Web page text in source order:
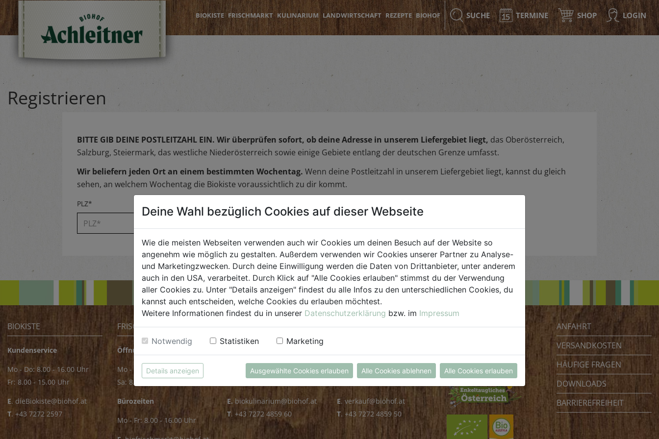
BIOKISTE FRISCHMARKT KULINARIUM LANDWIRTSCHAFT REZEPTE BIOHOF SUCHE TERMINE SHOP LOGIN
Registrieren
BITTE GIB DEINE POSTLEITZAHL EIN. Wir überprüfen sofort, ob deine Adresse in unserem Liefergebiet liegt, das Oberösterreich,
Salzburg, Steiermark, das westliche Niederösterreich sowie einige Gebiete entlang der deutschen Grenze umfasst.
Wir beliefern jeden Ort an einem bestimmten Wochentag. Wenn deine Postleitzahl in unserem Liefergebiet liegt, kannst du gleich
sehen, an welchem Wochentag die Biokiste voraussichtlich zu dir kommt.
PLZ*
BIOKISTE
Kundenservice
Mo - Do: 8.00 - 16.00 Uhr
Fr: 8.00 - 15.00 Uhr
E. dieBiokiste@biohof.at
T. +43 7272 2597
FRISCHMARKT
Öffnungszeiten
Mo - Fr: 8.00 - 18.00 Uhr
Sa: 8.00 - 14.00 Uhr
Bürozeiten
Mo - Fr: 8.00 - 16.00 Uhr
KULINARIUM
Mo - Fr: 8.00 - 14.30 Uhr
E. biokulinarium@biohof.at
T. +43 7272 4859 60
GROSSHANDEL
Mo - Do: 8.00 - 16.00 Uhr
E. verkauf@biohof.at
T. +43 7272 4859 50
Biohof Achleitner
4070 Eferding
Österreich
ANFAHRT
VERSANDKOSTEN
HÄUFIGE FRAGEN
DOWNLOADS
BARRIEREFREIHEIT
Deine Wahl bezüglich Cookies auf dieser Webseite
Wie die meisten Webseiten verwenden auch wir Cookies um deinen Besuch auf der Website so
angenehm wie möglich zu gestalten. Außerdem verwenden wir Cookies unserer Partner zu Analyse-
und Marketingzwecken. Durch deine Einwilligung werden die Daten von Drittanbieter, unter anderem
auch in den USA, verarbeitet. Durch Klick auf "Alle Cookies erlauben" stimmst du der Verwendung
aller Cookies zu. Unter "Details anzeigen" findest du alle Infos zu den unterschiedlichen Cookies, du
kannst auch entscheiden, welche Cookies du erlauben möchtest.
Weitere Informationen findest du in unserer Datenschutzerklärung bzw. im Impressum
Notwendig Statistiken Marketing
Details anzeigen Ausgewählte Cookies erlauben Alle Cookies ablehnen Alle Cookies erlauben